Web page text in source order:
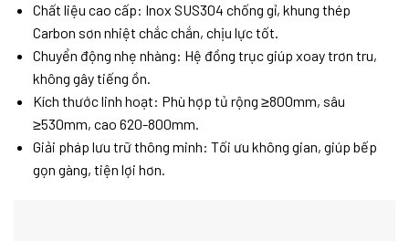
Chất liệu cao cấp: Inox SUS304 chống gỉ, khung thép
Carbon sơn nhiệt chắc chắn, chịu lực tốt.
Chuyển động nhẹ nhàng: Hệ đồng trục giúp xoay trơn tru,
không gây tiếng ồn.
Kích thước linh hoạt: Phù hợp tủ rộng ≥800mm, sâu
≥530mm, cao 620-800mm.
Giải pháp lưu trữ thông minh: Tối ưu không gian, giúp bếp
gọn gàng, tiện lợi hơn.